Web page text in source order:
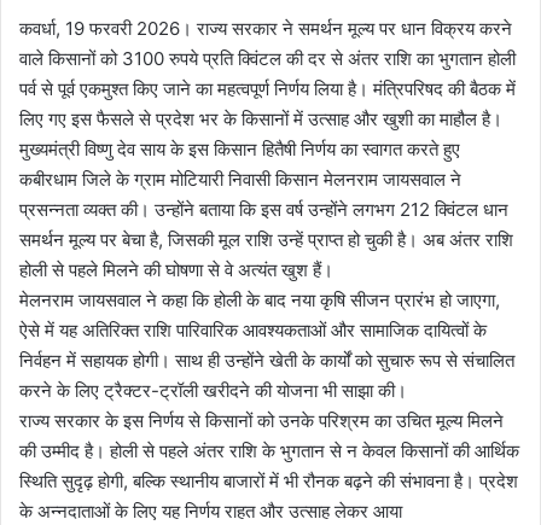
कवर्धा, 19 फरवरी 2026। राज्य सरकार ने समर्थन मूल्य पर धान विक्रय करने
वाले किसानों को 3100 रुपये प्रति क्विंटल की दर से अंतर राशि का भुगतान होली
पर्व से पूर्व एकमुश्त किए जाने का महत्वपूर्ण निर्णय लिया है। मंत्रिपरिषद की बैठक में
लिए गए इस फैसले से प्रदेश भर के किसानों में उत्साह और खुशी का माहौल है।
मुख्यमंत्री विष्णु देव साय के इस किसान हितैषी निर्णय का स्वागत करते हुए
कबीरधाम जिले के ग्राम मोटियारी निवासी किसान मेलनराम जायसवाल ने
प्रसन्नता व्यक्त की। उन्होंने बताया कि इस वर्ष उन्होंने लगभग 212 क्विंटल धान
समर्थन मूल्य पर बेचा है, जिसकी मूल राशि उन्हें प्राप्त हो चुकी है। अब अंतर राशि
होली से पहले मिलने की घोषणा से वे अत्यंत खुश हैं।
मेलनराम जायसवाल ने कहा कि होली के बाद नया कृषि सीजन प्रारंभ हो जाएगा,
ऐसे में यह अतिरिक्त राशि पारिवारिक आवश्यकताओं और सामाजिक दायित्वों के
निर्वहन में सहायक होगी। साथ ही उन्होंने खेती के कार्यों को सुचारु रूप से संचालित
करने के लिए ट्रैक्टर-ट्रॉली खरीदने की योजना भी साझा की।
राज्य सरकार के इस निर्णय से किसानों को उनके परिश्रम का उचित मूल्य मिलने
की उम्मीद है। होली से पहले अंतर राशि के भुगतान से न केवल किसानों की आर्थिक
स्थिति सुदृढ़ होगी, बल्कि स्थानीय बाजारों में भी रौनक बढ़ने की संभावना है। प्रदेश
के अन्नदाताओं के लिए यह निर्णय राहत और उत्साह लेकर आया